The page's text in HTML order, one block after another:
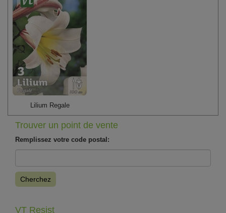
Lilium Regale
Trouver un point de vente
Remplissez votre code postal:
Cherchez
VT Resist